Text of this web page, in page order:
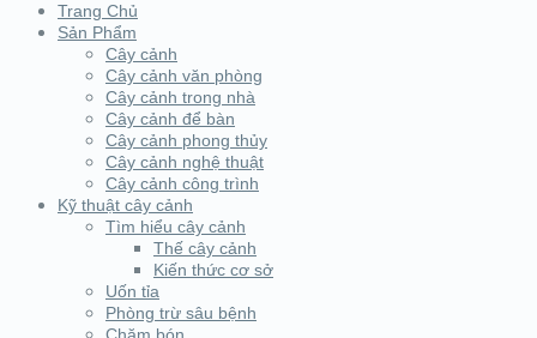
Trang Chủ
Sản Phẩm
Cây cảnh
Cây cảnh văn phòng
Cây cảnh trong nhà
Cây cảnh để bàn
Cây cảnh phong thủy
Cây cảnh nghệ thuật
Cây cảnh công trình
Kỹ thuật cây cảnh
Tìm hiểu cây cảnh
Thế cây cảnh
Kiến thức cơ sở
Uốn tỉa
Phòng trừ sâu bệnh